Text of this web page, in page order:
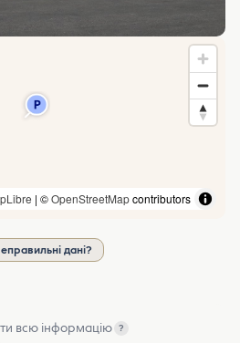
| ©OpenStreetMapcontributors
дані?
всю інформацію ?